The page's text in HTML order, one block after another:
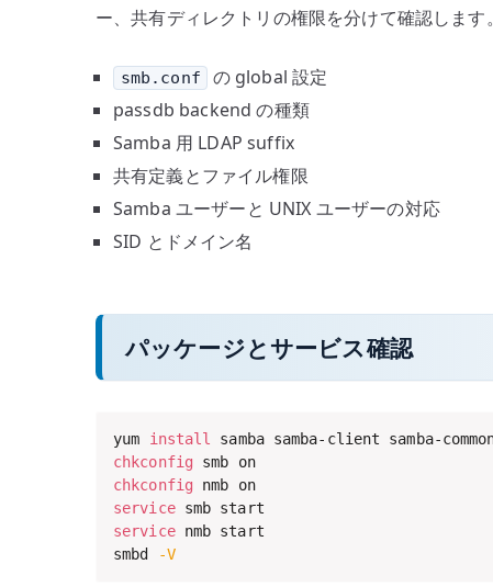
ー、共有ディレクトリの権限を分けて確認します。
smb.conf
の global 設定
passdb backend の種類
Samba 用 LDAP suffix
共有定義とファイル権限
Samba ユーザーと UNIX ユーザーの対応
SID とドメイン名
パッケージとサービス確認
yum install
chkconfig
smb on
chkconfig
nmb on
service
service nmb start
smbd
-V